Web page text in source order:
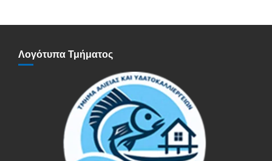
Λογότυπα Τμήματος